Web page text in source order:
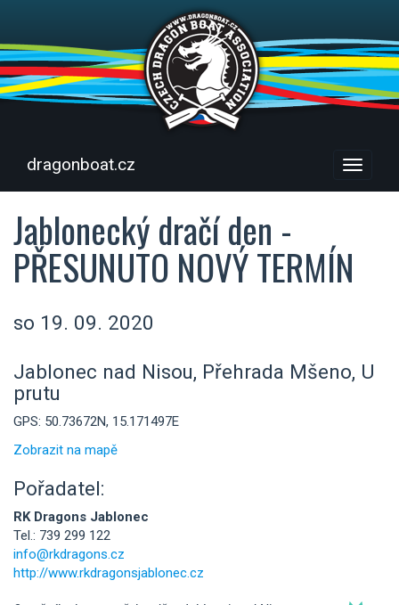
Menu
dragonboat.cz
Jablonecký dračí den -
PŘESUNUTO NOVÝ TERMÍN
so 19. 09. 2020
Jablonec nad Nisou, Přehrada Mšeno, U
prutu
GPS: 50.73672N, 15.171497E
Zobrazit na mapě
Pořadatel:
RK Dragons Jablonec
Tel.: 739 299 122
info@rkdragons.cz
http://www.rkdragonsjablonec.cz